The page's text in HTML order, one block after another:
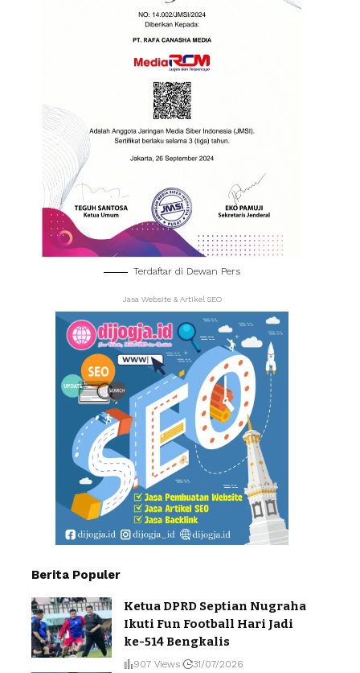
Terdaftar di Dewan Pers
Jasa Website & Artikel SEO
Berita Populer
Ketua DPRD Septian Nugraha
Ikuti Fun Football Hari Jadi
ke-514 Bengkalis
907 Views 31/07/2026